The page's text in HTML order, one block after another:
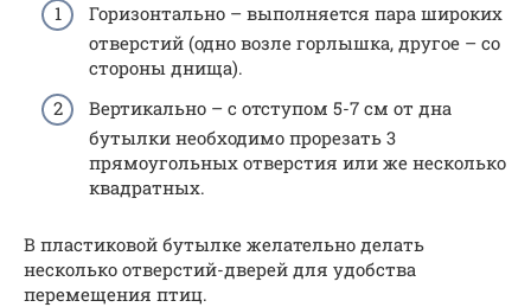
Горизонтально – выполняется пара широких
отверстий (одно возле горлышка, другое – со
стороны днища).
Вертикально – с отступом 5-7 см от дна
бутылки необходимо прорезать 3
прямоугольных отверстия или же несколько
квадратных.
В пластиковой бутылке желательно делать
несколько отверстий-дверей для удобства
перемещения птиц.